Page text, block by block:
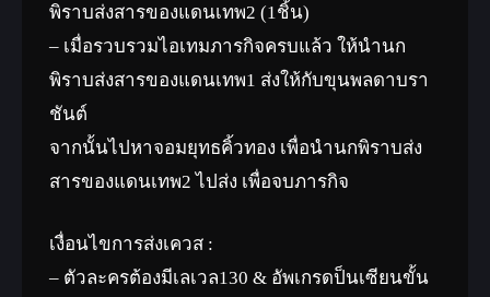
พิราบส่งสารของแดนเทพ2 (1ชิ้น)
– เมื่อรวบรวมไอเทมภารกิจครบแล้ว ให้นำนก
พิราบส่งสารของแดนเทพ1 ส่งให้กับขุนพลดาบรา
ชันต์
จากนั้นไปหาจอมยุทธคิ้วทอง เพื่อนำนกพิราบส่ง
สารของแดนเทพ2 ไปส่ง เพื่อจบภารกิจ
เงื่อนไขการส่งเควส :
– ตัวละครต้องมีเลเวล130 & อัพเกรดป็นเซียนขั้น